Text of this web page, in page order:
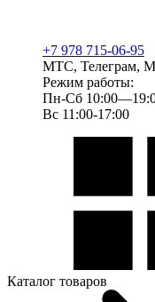
+7 978 715-06-95
МТС, Телеграм,
Режим работы:
Пн-Сб
Вс 11:00-17:00
Каталог товаров